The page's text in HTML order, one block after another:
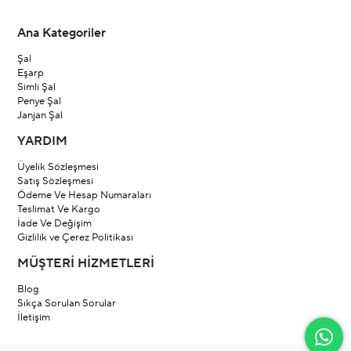
Ana Kategoriler
Şal
Eşarp
Simli Şal
Penye Şal
Janjan Şal
YARDIM
Üyelik Sözleşmesi
Satış Sözleşmesi
Ödeme Ve Hesap Numaraları
Teslimat Ve Kargo
İade Ve Değişim
Gizlilik ve Çerez Politikası
MÜŞTERİ HİZMETLERİ
Blog
Sıkça Sorulan Sorular
İletişim